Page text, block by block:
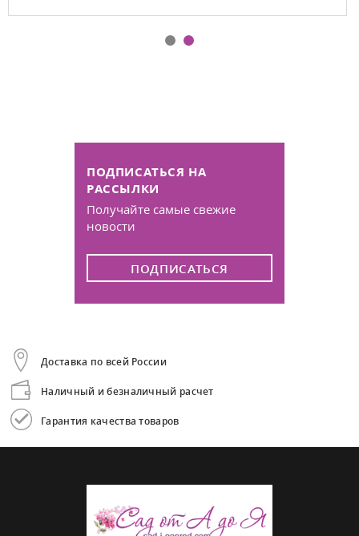
ПОДПИСАТЬСЯ НА
РАССЫЛКИ
Получайте самые свежие
новости
ПОДПИСАТЬСЯ
Доставка по всей России
Наличный и безналичный расчет
Гарантия качества товаров